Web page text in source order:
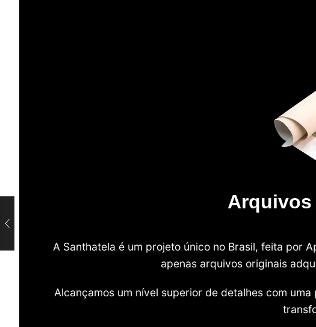
Arquivos
A Santhatela é um projeto único no Brasil, feita por
apenas arquivos originais
Alcançamos um nível superior de detalhes com